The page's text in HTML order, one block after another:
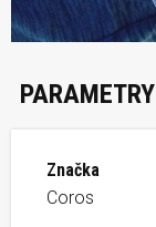
PARAMETRY
Značka
Coros